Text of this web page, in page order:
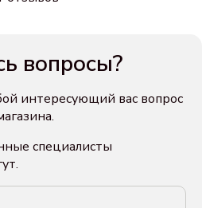
вопросы?
интересующий вас вопрос
специалисты